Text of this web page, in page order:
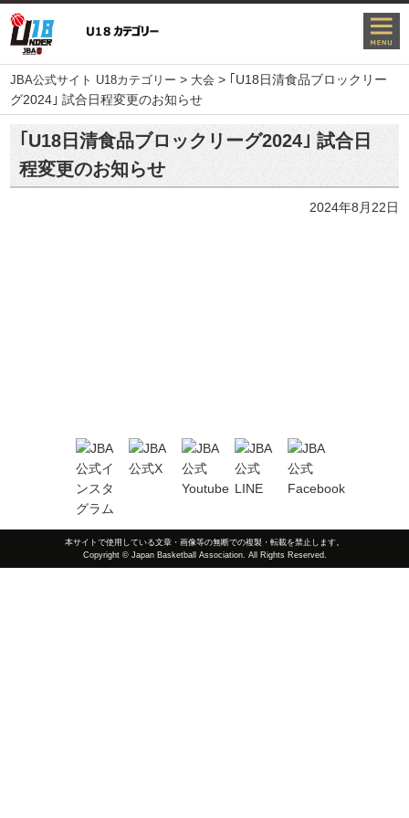
JBA公式サイト U18カテゴリー > 大会 > ｢U18日清食品ブロックリー
グ2024｣ 試合日程変更のお知らせ
｢U18日清食品ブロックリーグ2024｣ 試合日
程変更のお知らせ
2024年8月22日
本サイトで使用している文章・画像等の無断での複製・転載を禁止します。
Copyright © Japan Basketball Association. All Rights Reserved.